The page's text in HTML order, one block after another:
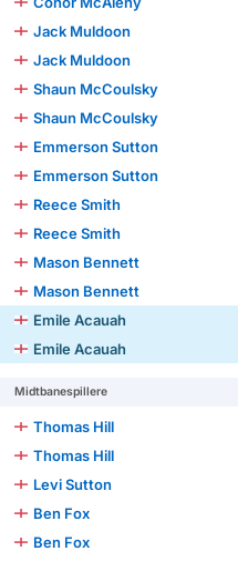
Jack Muldoon
Jack Muldoon
Shaun McCoulsky
Shaun McCoulsky
Emmerson Sutton
Emmerson Sutton
Reece Smith
Reece Smith
Mason Bennett
Mason Bennett
Emile Acauah
Emile Acauah
Midtbanespillere
Thomas Hill
Thomas Hill
Levi Sutton
Ben Fox
Ben Fox